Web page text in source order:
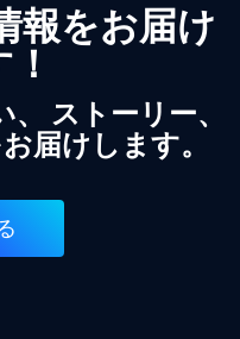
報をお届け
ストーリー、
届けします。